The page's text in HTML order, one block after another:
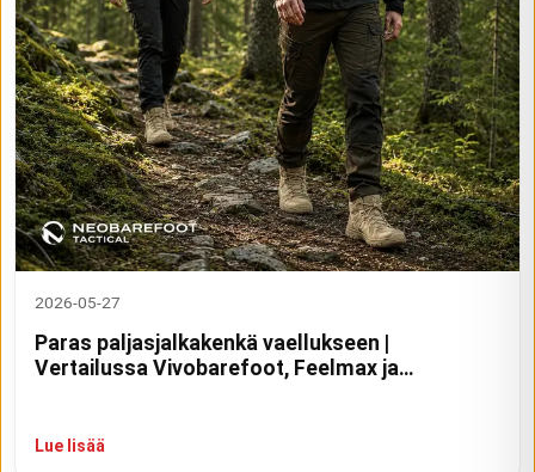
2026-05-27
Paras paljasjalkakenkä vaellukseen |
Vertailussa Vivobarefoot, Feelmax ja
Lue lisää